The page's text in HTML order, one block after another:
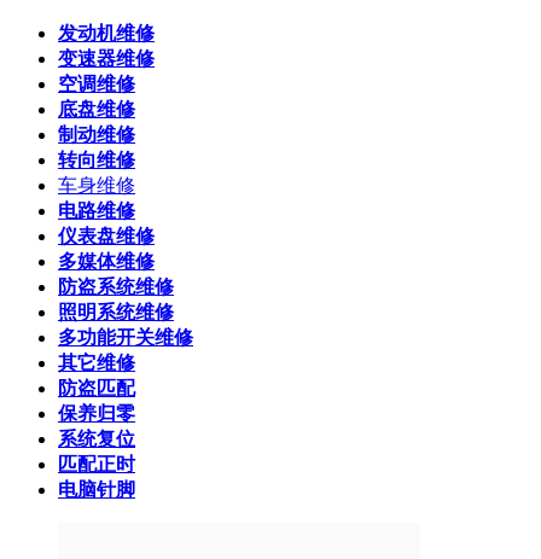
发动机维修
变速器维修
空调维修
底盘维修
制动维修
转向维修
车身维修
电路维修
仪表盘维修
多媒体维修
防盗系统维修
照明系统维修
多功能开关维修
其它维修
防盗匹配
保养归零
系统复位
匹配正时
电脑针脚